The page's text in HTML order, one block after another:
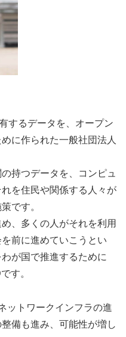
するデータを、オープン
に作られた一般社団法人
持つデータを、コンピュ
を住民や関係する人々が
です。
、多くの人がそれを利用
前に進めていこうとい
が国で推進するために
す。
ットワークインフラの進
備も進み、可能性が増し